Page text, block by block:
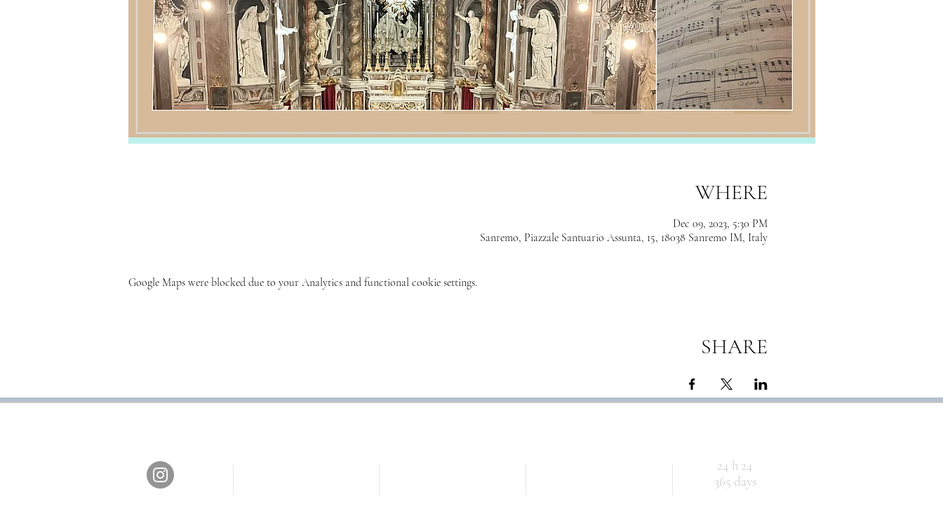
WHERE
Dec 09, 2023, 5:30 PM
Sanremo, Piazzale Santuario Assunta, 15, 18038 Sanremo IM, Italy
Google Maps were blocked due to your Analytics and functional cookie settings.
SHARE
24 h 24
365 days